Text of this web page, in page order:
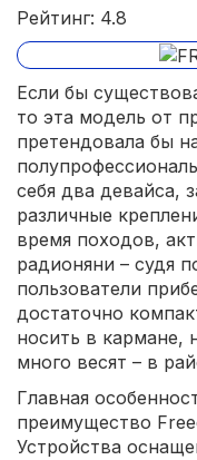
Рейтинг: 4.8
Если бы
то эта модель от
претендовала бы
себя два девайса,
различные
время походов,
радионяни – судя
пользователи
достаточно
носить в кармане,
много весят – в
Главная
преимущество
Устройства